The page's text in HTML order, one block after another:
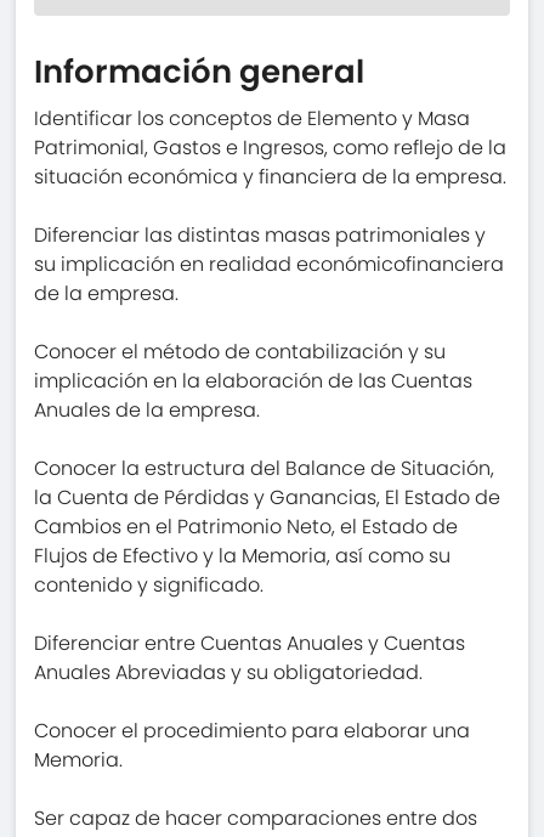
Información general
Identificar los conceptos de Elemento y Masa
Patrimonial, Gastos e Ingresos, como reflejo de la
situación económica y financiera de la empresa.
Diferenciar las distintas masas patrimoniales y
su implicación en realidad económicofinanciera
de la empresa.
Conocer el método de contabilización y su
implicación en la elaboración de las Cuentas
Anuales de la empresa.
Conocer la estructura del Balance de Situación,
la Cuenta de Pérdidas y Ganancias, El Estado de
Cambios en el Patrimonio Neto, el Estado de
Flujos de Efectivo y la Memoria, así como su
contenido y significado.
Diferenciar entre Cuentas Anuales y Cuentas
Anuales Abreviadas y su obligatoriedad.
Conocer el procedimiento para elaborar una
Memoria.
Ser capaz de hacer comparaciones entre dos